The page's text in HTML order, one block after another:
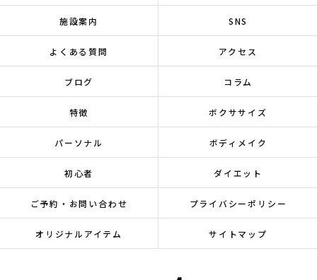
施設案内 SNS
よくある質問 アクセス
ブログ コラム
特徴 ボクササイズ
パーソナル ボディメイク
初心者 ダイエット
ご予約・お問い合わせ プライバシーポリシー
オリジナルアイテム サイトマップ